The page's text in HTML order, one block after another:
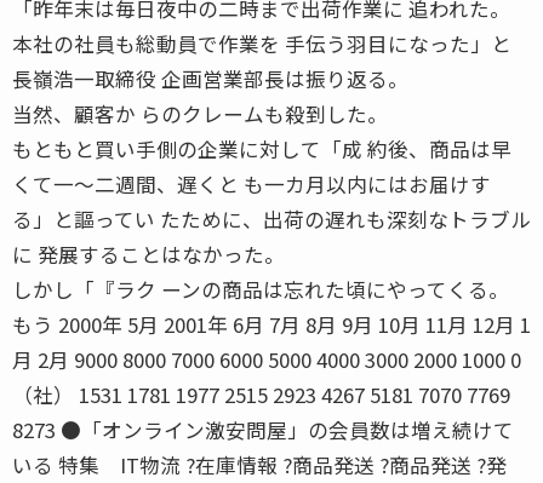
「昨年末は毎日夜中の二時まで出荷作業に 追われた。
本社の社員も総動員で作業を 手伝う羽目になった」と
長嶺浩一取締役 企画営業部長は振り返る。
当然、顧客か らのクレームも殺到した。
もともと買い手側の企業に対して「成 約後、商品は早
くて一〜二週間、遅くと も一カ月以内にはお届けす
る」と謳ってい たために、出荷の遅れも深刻なトラブル
に 発展することはなかった。
しかし「『ラク ーンの商品は忘れた頃にやってくる。
もう 2000年 5月 2001年 6月 7月 8月 9月 10月 11月 12月 1
月 2月 9000 8000 7000 6000 5000 4000 3000 2000 1000 0
（社） 1531 1781 1977 2515 2923 4267 5181 7070 7769
8273 ●「オンライン激安問屋」の会員数は増え続けて
いる 特集 IT物流 ?在庫情報 ?商品発送 ?商品発送 ?発